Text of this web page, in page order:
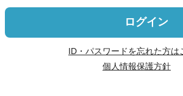
ログイン
ID・パスワードを忘れた方は
個人情報保護方針